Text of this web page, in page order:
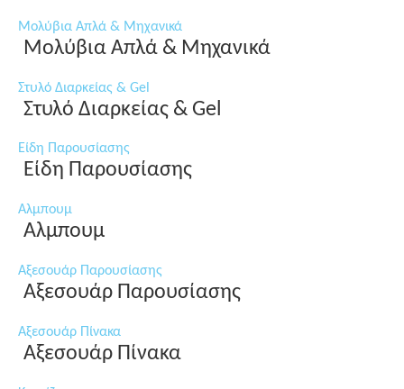
Μολύβια Απλά & Μηχανικά
Μολύβια Απλά & Μηχανικά
Στυλό Διαρκείας & Gel
Στυλό Διαρκείας & Gel
Είδη Παρουσίασης
Είδη Παρουσίασης
Αλμπουμ
Αλμπουμ
Αξεσουάρ Παρουσίασης
Αξεσουάρ Παρουσίασης
Αξεσουάρ Πίνακα
Αξεσουάρ Πίνακα